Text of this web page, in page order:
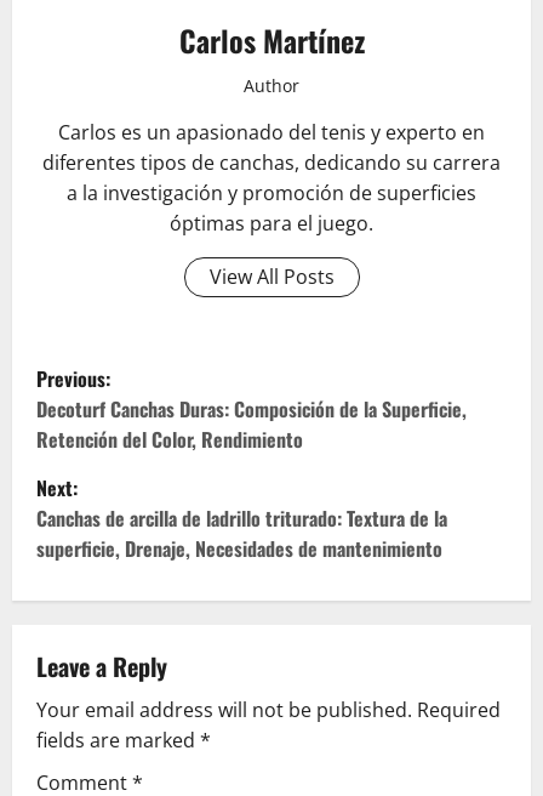
Carlos Martínez
Author
Carlos es un apasionado del tenis y experto en
diferentes tipos de canchas, dedicando su carrera
a la investigación y promoción de superficies
óptimas para el juego.
View All Posts
P
o
s
t
n
v
i
g
Previous:
Decoturf Canchas Duras: Composición de la Superficie,
Retención del Color, Rendimiento
Next:
Canchas de arcilla de ladrillo triturado: Textura de la
superficie, Drenaje, Necesidades de mantenimiento
Leave a Reply
Your email address will not be published. Required
fields are marked *
Comment*